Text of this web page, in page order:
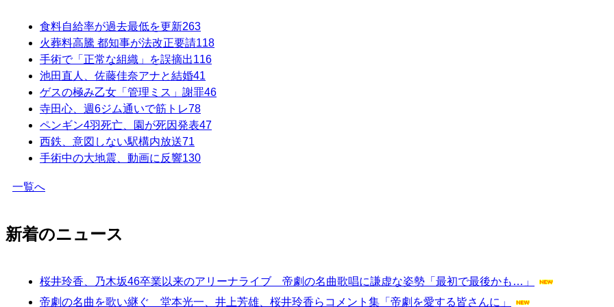
食料自給率が過去最低を更新263
火葬料高騰 都知事が法改正要請118
手術で「正常な組織」を誤摘出116
池田直人、佐藤佳奈アナと結婚41
ゲスの極み乙女「管理ミス」謝罪46
寺田心、週6ジム通いで筋トレ78
ペンギン4羽死亡、園が死因発表47
西鉄、意図しない駅構内放送71
手術中の大地震、動画に反響130
一覧へ
新着のニュース
桜井玲香、乃木坂46卒業以来のアリーナライブ 帝劇の名曲歌唱に謙虚な姿勢「最初で最後かも…」
帝劇の名曲を歌い継ぐ 堂本光一、井上芳雄、桜井玲香らコメント集「帝劇を愛する皆さんに」